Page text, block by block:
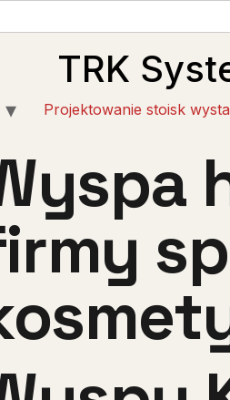
TRK
Projektowanie stoisk